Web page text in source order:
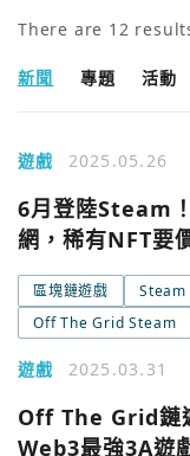
There are 12
新聞 專題 活動
遊戲 2025.05.26
6月登陸Steam
網，稀有NFT要
區塊鏈遊戲 Steam
Off The Grid Steam
遊戲 2025.03.31
Off The Grid鏈
Web3最強3A遊